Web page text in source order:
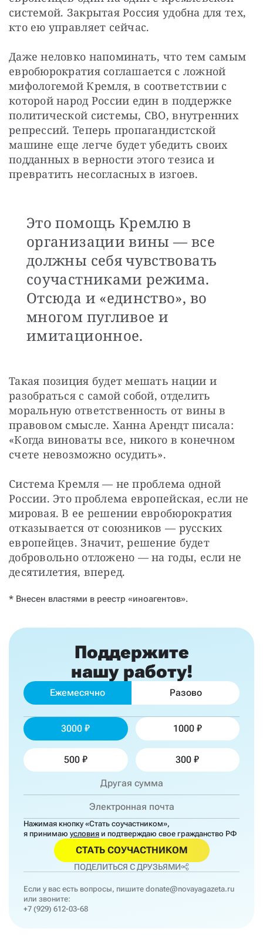
системой. Закрытая Россия удобна для тех,
кто ею управляет сейчас.
Даже неловко напоминать, что тем самым
евробюрократия соглашается с ложной
мифологемой Кремля, в соответствии с
которой народ России един в поддержке
политической системы, СВО, внутренних
репрессий. Теперь пропагандистской
машине еще легче будет убедить своих
подданных в верности этого тезиса и
превратить несогласных в изгоев.
Это помощь Кремлю в
организации вины — все
должны себя чувствовать
соучастниками режима.
Отсюда и «единство», во
многом пугливое и
имитационное.
Такая позиция будет мешать нации и
разобраться с самой собой, отделить
моральную ответственность от вины в
правовом смысле. Ханна Арендт писала:
«Когда виноваты все, никого в конечном
счете невозможно осудить».
Система Кремля — не проблема одной
России. Это проблема европейская, если не
мировая. В ее решении евробюрократия
отказывается от союзников — русских
европейцев. Значит, решение будет
добровольно отложено — на годы, если не
десятилетия, вперед.
* Внесен властями в реестр «иноагентов».
Поддержите
нашу работу!
Ежемесячно Разово
3000 1000
500 300
Нажимая кнопку «Стать соучастником»,
я принимаю условия и подтверждаю свое гражданство РФ
СТАТЬ СОУЧАСТНИКОМ
ПОДЕЛИТЬСЯ С ДРУЗЬЯМИ
Если у вас есть вопросы, пишите donate@novayagazeta.ru
или звоните:
+7 (929) 612-03-68